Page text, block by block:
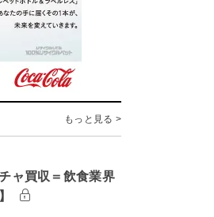
もっと見る >
ャ買収＝飲食業界